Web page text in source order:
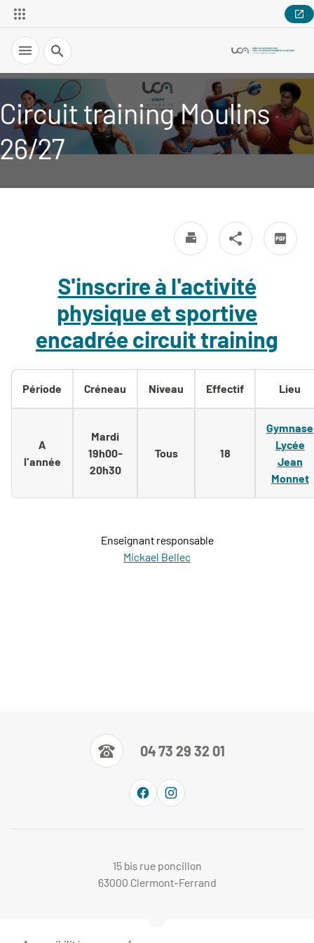
Recherche
Circuit training Moulins
26/27
S'inscrire à l'activité
physique et sportive
encadrée circuit training
Période Créneau Niveau Effectif Lieu
A
l'année
Mardi
19h00-
20h30
Tous 18
Gymnase
Lycée
Jean
Monnet
Enseignant responsable
Mickael Bellec
04 73 29 32 01
15 bis rue poncillon
63000 Clermont-Ferrand